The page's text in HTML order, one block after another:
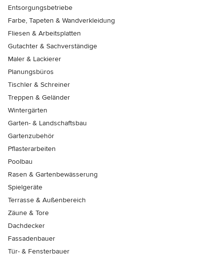
Entsorgungsbetriebe
Farbe, Tapeten & Wandverkleidung
Fliesen & Arbeitsplatten
Gutachter & Sachverständige
Maler & Lackierer
Planungsbüros
Tischler & Schreiner
Treppen & Geländer
Wintergärten
Garten- & Landschaftsbau
Gartenzubehör
Pflasterarbeiten
Poolbau
Rasen & Gartenbewässerung
Spielgeräte
Terrasse & Außenbereich
Zäune & Tore
Dachdecker
Fassadenbauer
Tür- & Fensterbauer